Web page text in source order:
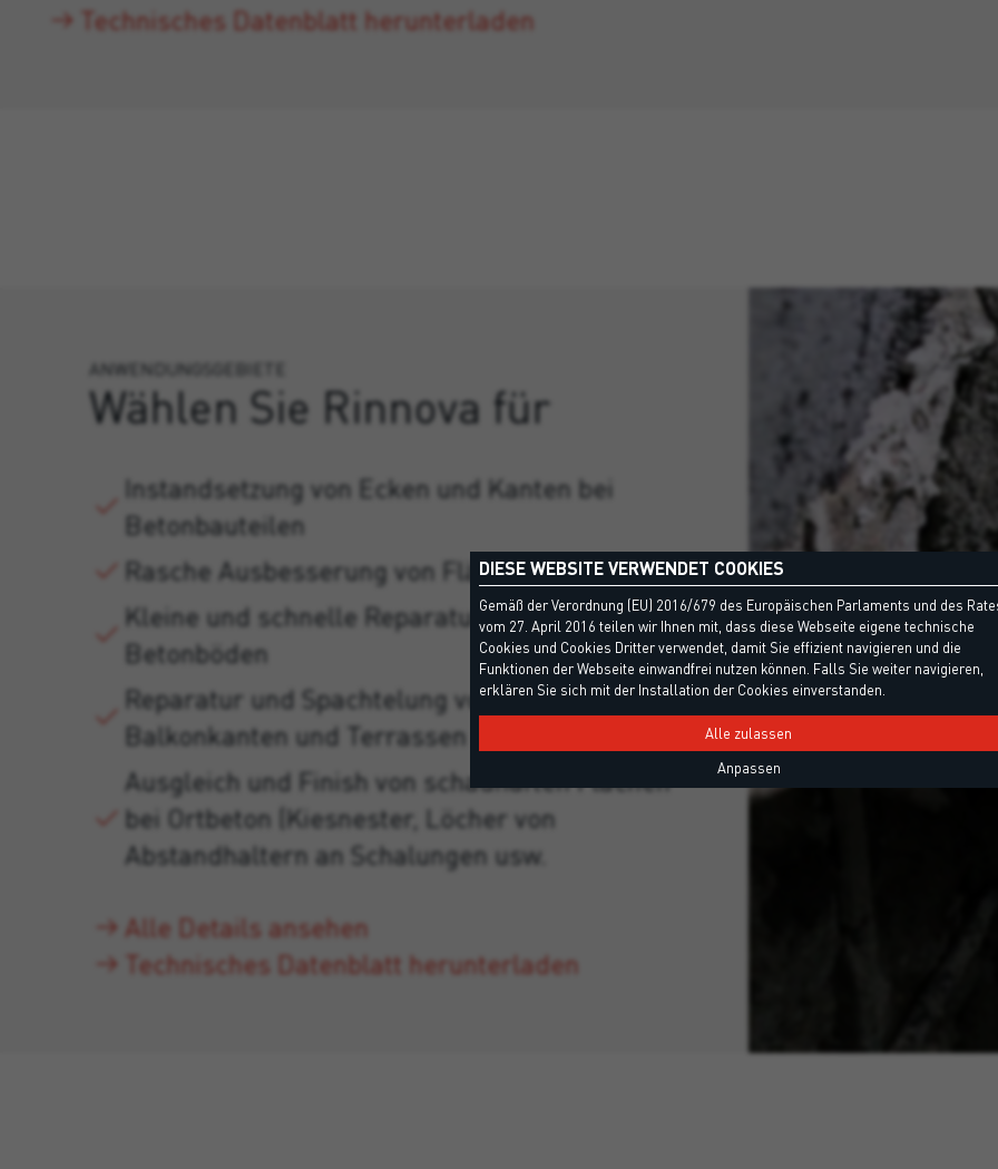
Technisches Datenblatt herunterladen
ANWENDUNGSGEBIETE
Wählen Sie Rinnova für
Instandsetzung von Ecken und Kanten bei
Betonbauteilen
Rasche Ausbesserung von Flächen bei Ortbeton
Kleine und schnelle Reparaturarbeiten von
Betonböden
Reparatur und Spachtelung von Sockeln,
Balkonkanten und Terrassen
Ausgleich und Finish von schadhaften Flächen
bei Ortbeton (Kiesnester, Löcher von
Abstandhaltern an Schalungen usw.
Alle Details ansehen
Technisches Datenblatt herunterladen
DIESE WEBSITE VERWENDET COOKIES
Gemäß der Verordnung (EU) 2016/679 des Europäischen Parlaments und des
vom 27. April 2016 teilen wir Ihnen mit, dass diese Webseite eigene technische
Cookies und Cookies Dritter verwendet, damit Sie effizient navigieren und die
Funktionen der Webseite einwandfrei nutzen können. Falls Sie weiter navigieren,
erklären Sie sich mit der Installation der Cookies einverstanden.
Alle zulassen
Anpassen